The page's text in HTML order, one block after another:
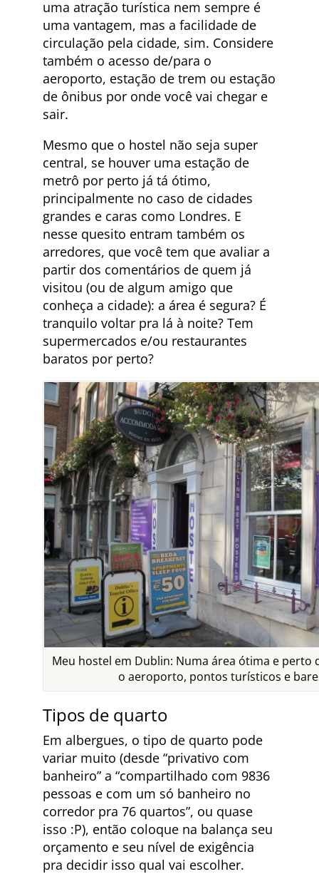
uma atração turística nem sempre é
uma vantagem, mas a facilidade de
circulação pela cidade, sim. Considere
também o acesso de/para o
aeroporto, estação de trem ou estação
de ônibus por onde você vai chegar e
sair.
Mesmo que o hostel não seja super
central, se houver uma estação de
metrô por perto já tá ótimo,
principalmente no caso de cidades
grandes e caras como Londres. E
nesse quesito entram também os
arredores, que você tem que avaliar a
partir dos comentários de quem já
visitou (ou de algum amigo que
conheça a cidade): a área é segura? É
tranquilo voltar pra lá à noite? Tem
supermercados e/ou restaurantes
baratos por perto?
Meu hostel em Dublin: Numa área ótima e perto
o aeroporto, pontos turísticos e
Tipos de quarto
Em albergues, o tipo de quarto pode
variar muito (desde “privativo com
banheiro” a “compartilhado com 9836
pessoas e com um só banheiro no
corredor pra 76 quartos”, ou quase
isso :P), então coloque na balança seu
orçamento e seu nível de exigência
pra decidir isso qual vai escolher.